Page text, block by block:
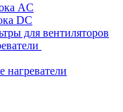
AC
DC
для вентиляторов